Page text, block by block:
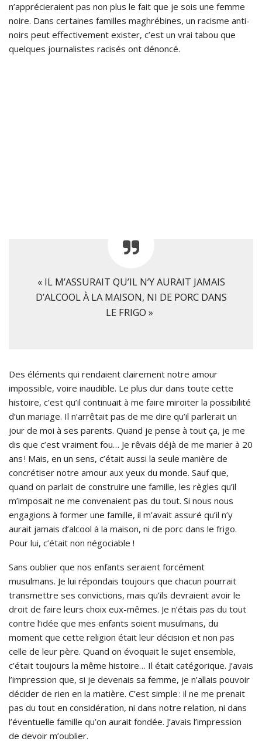
n’apprécieraient pas non plus le fait que je sois une femme
noire. Dans certaines familles maghrébines, un racisme anti-
noirs peut effectivement exister, c’est un vrai tabou que
quelques journalistes racisés ont dénoncé.
« IL M’ASSURAIT QU’IL N’Y AURAIT JAMAIS
D’ALCOOL À LA MAISON, NI DE PORC DANS
LE FRIGO »
Des éléments qui rendaient clairement notre amour
impossible, voire inaudible. Le plus dur dans toute cette
histoire, c’est qu’il continuait à me faire miroiter la possibilité
d’un mariage. Il n’arrêtait pas de me dire qu’il parlerait un
jour de moi à ses parents. Quand je pense à tout ça, je me
dis que c’est vraiment fou… Je rêvais déjà de me marier à 20
ans ! Mais, en un sens, c’était aussi la seule manière de
concrétiser notre amour aux yeux du monde. Sauf que,
quand on parlait de construire une famille, les règles qu’il
m’imposait ne me convenaient pas du tout. Si nous nous
engagions à former une famille, il m’avait assuré qu’il n’y
aurait jamais d’alcool à la maison, ni de porc dans le frigo.
Pour lui, c’était non négociable !
Sans oublier que nos enfants seraient forcément
musulmans. Je lui répondais toujours que chacun pourrait
transmettre ses convictions, mais qu’ils devraient avoir le
droit de faire leurs choix eux-mêmes. Je n’étais pas du tout
contre l’idée que mes enfants soient musulmans, du
moment que cette religion était leur décision et non pas
celle de leur père. Quand on évoquait le sujet ensemble,
c’était toujours la même histoire… Il était catégorique. J’avais
l’impression que, si je devenais sa femme, je n’allais pouvoir
décider de rien en la matière. C’est simple : il ne me prenait
pas du tout en considération, ni dans notre relation, ni dans
l’éventuelle famille qu’on aurait fondée. J’avais l’impression
de devoir m’oublier.